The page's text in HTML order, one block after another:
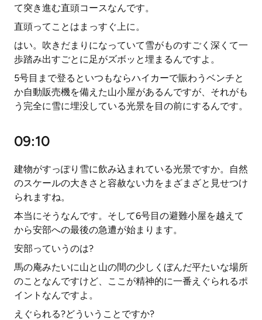
て突き進む直頭コースなんです。
直頭ってことはまっすぐ上に。
はい。吹きだまりになっていて雪がものすごく深くて一
歩踏み出すごとに足がズボッと埋まるんですよ。
5号目まで登るといつもならハイカーで賑わうベンチと
か自動販売機を備えた山小屋があるんですが、それがも
う完全に雪に埋没している光景を目の前にするんです。
09:10
建物がすっぽり雪に飲み込まれている光景ですか。自然
のスケールの大きさと容赦ない力をまざまざと見せつけ
られますね。
本当にそうなんです。そして6号目の避難小屋を越えて
から安部への最後の急遭が始まります。
安部っていうのは?
馬の庵みたいに山と山の間の少しくぼんだ平たいな場所
のことなんですけど、ここが精神的に一番えぐられるポ
イントなんですよ。
えぐられる?どういうことですか?